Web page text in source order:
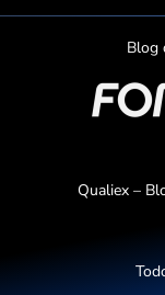
Blog
Qualiex –